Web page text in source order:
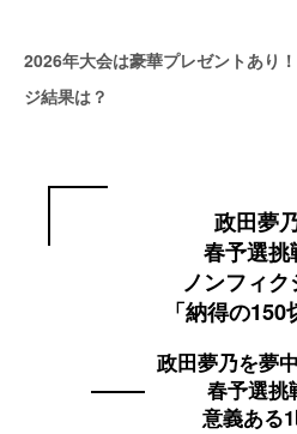
2026年大会は豪華プレゼントあり
ジ結果は？
政田夢乃
春予選挑
ノンフィ
「納得の150
政田夢乃を夢
春予選挑
意義ある